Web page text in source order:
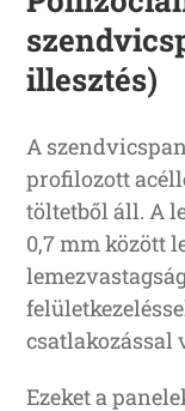
illesztés)
A
profilozott
töltetből áll. A
0,7 mm között
csatlakozással
Ezeket a